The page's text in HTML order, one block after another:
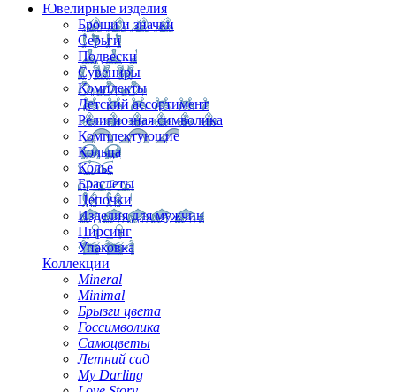
Ювелирные изделия
Броши и значки
Серьги
Подвески
Сувениры
Комплекты
Детский ассортимент
Религиозная символика
Комплектующие
Кольца
Колье
Браслеты
Цепочки
Изделия для мужчин
Пирсинг
Упаковка
Коллекции
Mineral
Minimal
Брызги цвета
Госсимволика
Самоцветы
Летний сад
My Darling